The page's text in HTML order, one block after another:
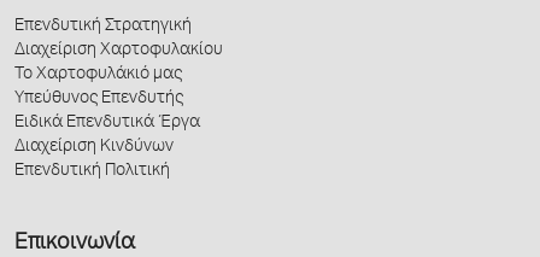
Επενδυτική Στρατηγική
Διαχείριση Χαρτοφυλακίου
Το Χαρτοφυλάκιό μας
Υπεύθυνος Επενδυτής
Ειδικά Επενδυτικά Έργα
Διαχείριση Κινδύνων
Επενδυτική Πολιτική
Επικοινωνία